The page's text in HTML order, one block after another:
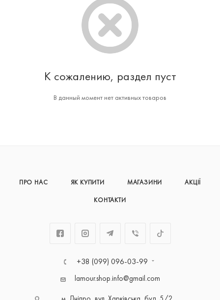
К сожалению, раздел пуст
В данный момент нет активных товаров
ПРО НАС ЯК КУПИТИ МАГАЗИНИ АКЦІЇ
КОНТАКТИ
+38 (099) 096-03-99
lamour.shop.info@gmail.com